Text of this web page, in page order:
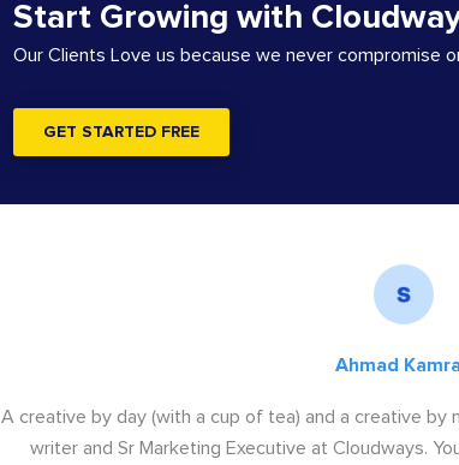
Start Growing with
Our Clients Love us because we never compromise
GET STARTED FREE
Ahmad
A creative by day (with a cup of tea) and a creative by
writer and Sr Marketing Executive at Cloudways.